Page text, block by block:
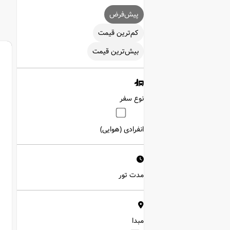
‌پیش‌فرض
‌کم‌ترین قیمت
بیش‌ترین قیمت
نوع سفر
انفرادی (هوایی)
مدت تور
مبدا